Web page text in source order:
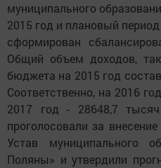
муниципального
2015 год и плановый
сформирован
Общий объем доходов,
бюджета на 2015 год
Соответственно, на 2016
2017 год - 28648,7
проголосовали за
Устав муниципального
Поляны» и утвердили